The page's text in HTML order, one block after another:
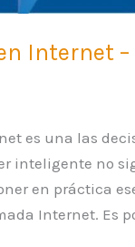
Internet
es una las
inteligente no
en práctica
Internet. Es